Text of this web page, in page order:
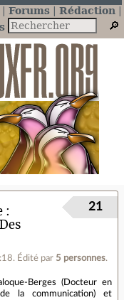
Forums
Rédaction
:
. Édité par 5 personnes.
21
Berges (Docteur en
la communication) et